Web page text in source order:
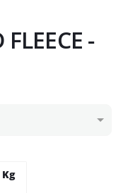
-
Kg